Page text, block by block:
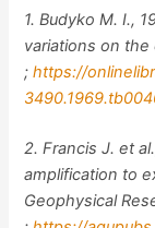
1. Budyko M. I.,
variations on the
;https://
2. Francis J. et
amplification to
Geophysical